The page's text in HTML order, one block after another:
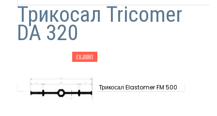
Трикосал Tricomer
DA 320
Трикосал Elastomer FM 500